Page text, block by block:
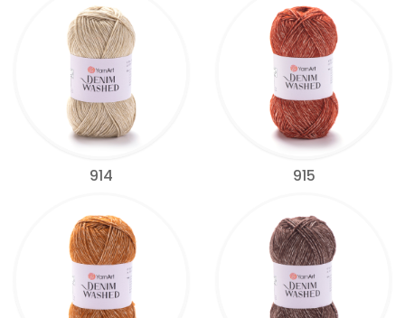
914 915